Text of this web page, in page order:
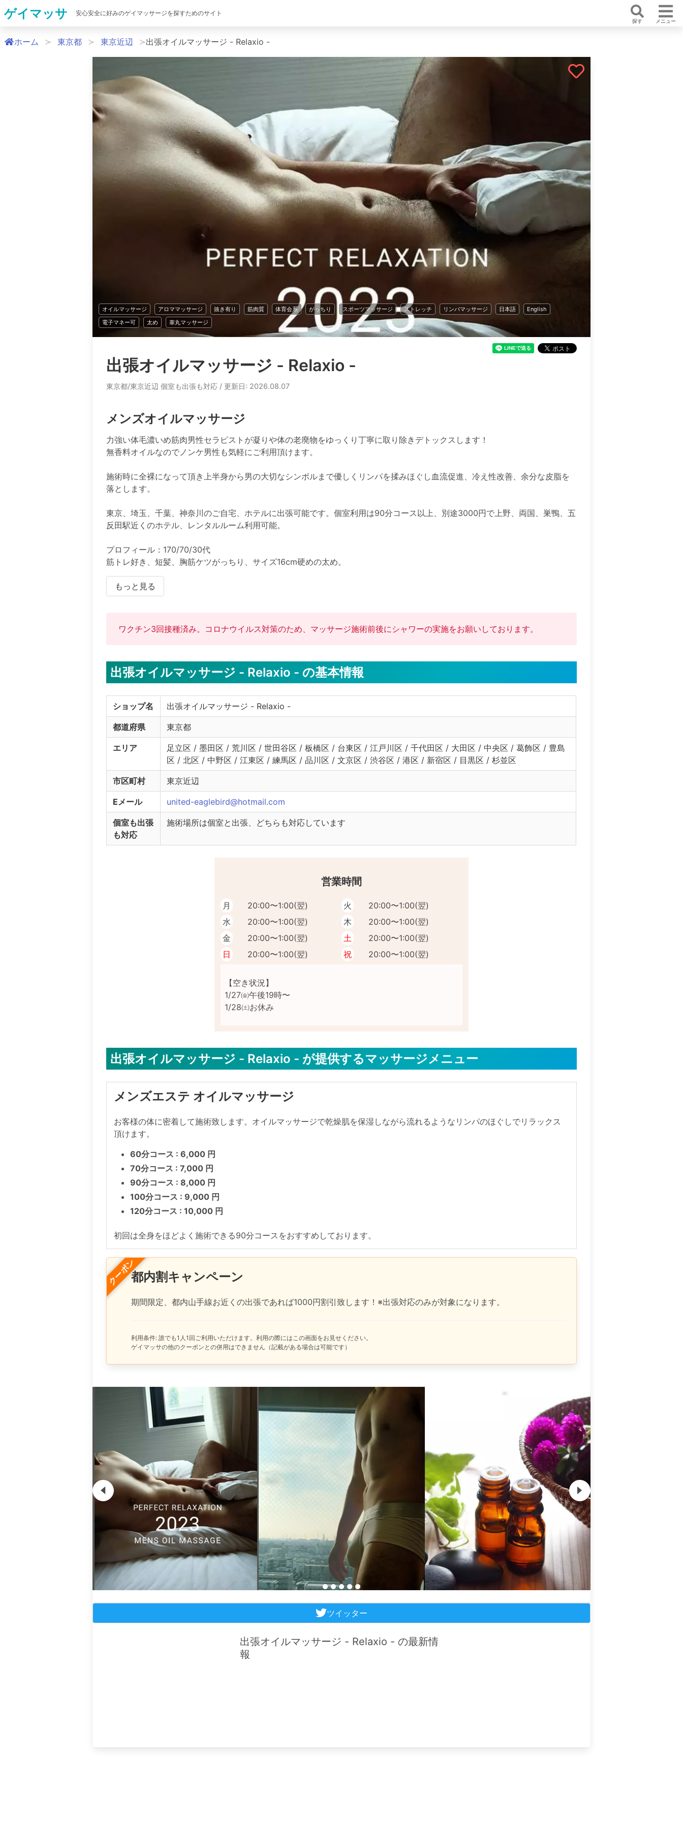
ゲイマッサ 安心安全に好みのゲイマッサージを探すためのサイト
探す メニュー
ホーム 東京都 東京近辺 出張オイルマッサージ - Relaxio -
オイルマッサージ アロママッサージ 抜き有り 筋肉質 体育会系 がっちり スポーツマッサージ ストレッチ リンパマッサージ 日本語
English
電子マネー可
太め 睾丸マッサージ
出張オイルマッサージ - Relaxio -
東京都/東京近辺 個室も出張も対応 / 更新日: 2026.08.07
メンズオイルマッサージ
力強い体毛濃いめ筋肉男性セラピストが凝りや体の老廃物をゆっくり丁寧に取り除きデトックスします！
無香料オイルなのでノンケ男性も気軽にご利用頂けます。
施術時に全裸になって頂き上半身から男の大切なシンボルまで優しくリンパを揉みほぐし血流促進、冷え性改善、余分な皮脂を
落とします。
東京、埼玉、千葉、神奈川のご自宅、ホテルに出張可能です。個室利用は90分コース以上、別途3000円で上野、両国、巣鴨、五
反田駅近くのホテル、レンタルルーム利用可能。
プロフィール：170/70/30代
筋トレ好き、短髪、胸筋ケツがっちり、サイズ16cm硬めの太め。
※個室利用は別途3000円かかります。
※山手線範囲外は交通費が別途かかります。
《注意》
移動に時間を要するため、3時間前のご予約をおすすめ致します。また、当日はご予約が重なりますので前日のご予約をおすすめ
致します。
#男性施術
#男性セラピスト
#オイルマッサージ
#リンパマッサージ
#リラクゼーション
#ゲイマッサージ
#東京
#LGBT
#gay massage
#oil massage
#massage
#tokyo
もっと見る
ワクチン3回接種済み。コロナウイルス対策のため、マッサージ施術前後にシャワーの実施をお願いしております。
出張オイルマッサージ - Relaxio - の基本情報
ショップ名 出張オイルマッサージ - Relaxio -
都道府県 東京都
エリア
足立区 / 墨田区 / 荒川区 / 世田谷区 / 板橋区 / 台東区 / 江戸川区 / 千代田区 / 大田区 / 中央区 / 葛飾区 / 豊島
区 / 北区 / 中野区 / 江東区 / 練馬区 / 品川区 / 文京区 / 渋谷区 / 港区 / 新宿区 / 目黒区 / 杉並区
市区町村 東京近辺
Eメール united-eaglebird@hotmail.com
個室も出張
も対応
施術場所は個室と出張、どちらも対応しています
営業時間
月 20:00〜1:00(翌) 火
20:00〜1:00(翌)
水
20:00〜1:00(翌) 木
20:00〜1:00(翌)
金
20:00〜1:00(翌) 土
20:00〜1:00(翌)
日
20:00〜1:00(翌) 祝 20:00〜1:00(翌)
【空き状況】
1/27㈮午後19時〜
出張オイルマッサージ - Relaxio - が提供するマッサージメニュー
メンズエステ オイルマッサージ
お客様の体に密着して施術致します。オイルマッサージで乾燥肌を保湿しながら流れるようなリンパのほぐしでリラックス
頂けます。
60分コース : 6,000 円
70分コース : 7,000 円
90分コース : 8,000 円
100分コース : 9,000 円
120分コース : 10,000 円
初回は全身をほどよく施術できる90分コースをおすすめしております。
都内割キャンペーン
期間限定、都内山手線お近くの出張であれば1000円割引致します！※出張対応のみが対象になります。
利用条件: 誰でも1人1回ご利用いただけます。利用の際にはこの画面をお見せください。
ゲイマッサの他のクーポンとの併用はできません（記載がある場合は可能です）
クーポン
ツイッター
出張オイルマッサージ - Relaxio - の最新情
報